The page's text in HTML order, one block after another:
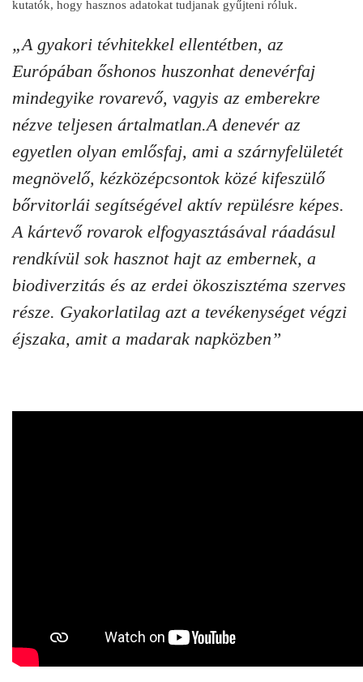
kutatók, hogy hasznos adatokat tudjanak gyűjteni róluk.
„A gyakori tévhitekkel ellentétben, az
Európában őshonos huszonhat denevérfaj
mindegyike rovarevő, vagyis az emberekre
nézve teljesen ártalmatlan.A denevér az
egyetlen olyan emlősfaj, ami a szárnyfelületét
megnövelő, kézközépcsontok közé kifeszülő
bőrvitorlái segítségével aktív repülésre képes.
A kártevő rovarok elfogyasztásával ráadásul
rendkívül sok hasznot hajt az embernek, a
biodiverzitás és az erdei ökoszisztéma szerves
része. Gyakorlatilag azt a tevékenységet végzi
éjszaka, amit a madarak napközben”